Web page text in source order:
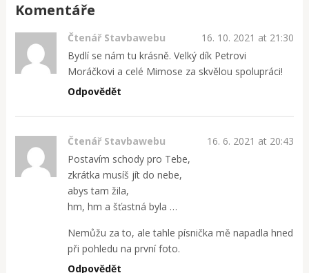
Komentáře
Čtenář Stavbawebu
16. 10. 2021 at 21:30
Bydlí se nám tu krásně. Velký dík Petrovi
Moráčkovi a celé Mimose za skvělou spolupráci!
Odpovědět
Čtenář Stavbawebu
16. 6. 2021 at 20:43
Postavím schody pro Tebe,
zkrátka musíš jít do nebe,
abys tam žila,
hm, hm a šťastná byla …
Nemůžu za to, ale tahle písnička mě napadla hned
při pohledu na první foto.
Odpovědět